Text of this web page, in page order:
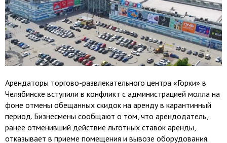
Арендаторы торгово-развлекательного центра «Горки» в
Челябинске вступили в конфликт с администрацией молла на
фоне отмены обещанных скидок на аренду в карантинный
период. Бизнесмены сообщают о том, что арендодатель,
ранее отменивший действие льготных ставок аренды,
отказывает в приеме помещения и вывозе оборудования.